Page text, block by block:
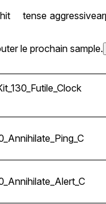
tones underscore the
hit tense aggressive
le prochain sample.